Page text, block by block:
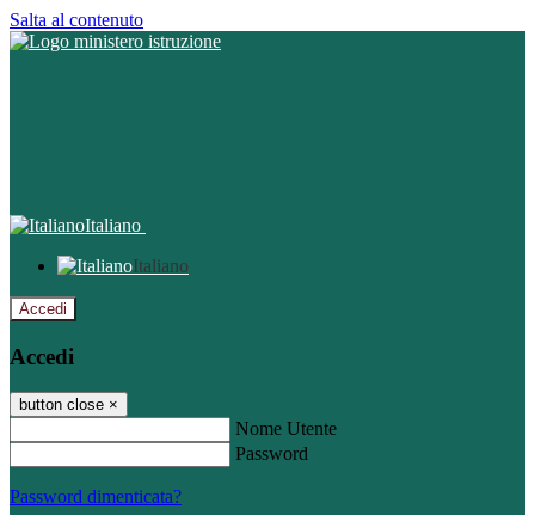
Salta al contenuto
Italiano
Italiano
Accedi
Accedi
button close ×
Nome Utente
Password
Password dimenticata?